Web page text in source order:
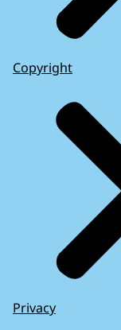
Copyright
Privacy